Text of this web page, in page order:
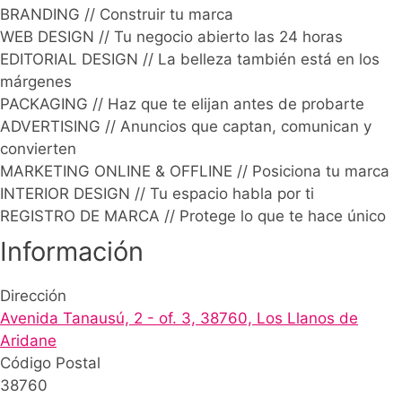
BRANDING // Construir tu marca
WEB DESIGN // Tu negocio abierto las 24 horas
EDITORIAL DESIGN // La belleza también está en los
márgenes
PACKAGING // Haz que te elijan antes de probarte
ADVERTISING // Anuncios que captan, comunican y
convierten
MARKETING ONLINE & OFFLINE // Posiciona tu marca
INTERIOR DESIGN // Tu espacio habla por ti
REGISTRO DE MARCA // Protege lo que te hace único
Información
Dirección
Avenida Tanausú, 2 - of. 3, 38760, Los Llanos de
Aridane
Código Postal
38760